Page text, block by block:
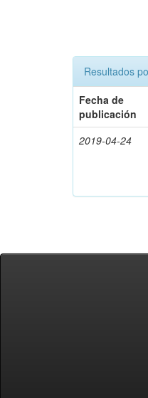
Resultados
Fecha de
publicación
2019-04-24